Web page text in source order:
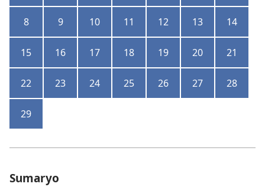
8 9 10 11 12 13 14
15 16 17 18 19 20 21
22 23 24 25 26 27 28
29
Sumaryo